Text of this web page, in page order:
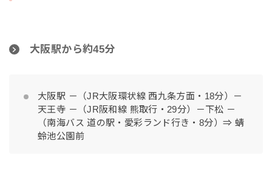
大阪駅から約45分
大阪駅 －（JR大阪環状線 西九条方面・18分）－
天王寺 －（JR阪和線 熊取行・29分）－下松 －
（南海バス 道の駅・愛彩ランド行き・8分）⇒ 蜻
蛉池公園前